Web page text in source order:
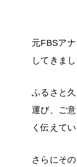
元FBSア
してきまし
ふるさと
運び、ご
く伝えて
さらにそ